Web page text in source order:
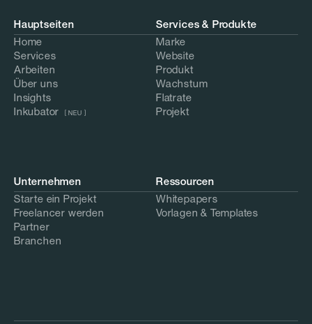
Hauptseiten
Home
Services
Arbeiten
Über uns
Insights
Inkubator
[ NEU ]
Services & Produkte
Marke
Website
Produkt
Wachstum
Flatrate
Projekt
Unternehmen
Starte ein Projekt
Freelancer werden
Partner
Branchen
Ressourcen
Whitepapers
Vorlagen & Templates